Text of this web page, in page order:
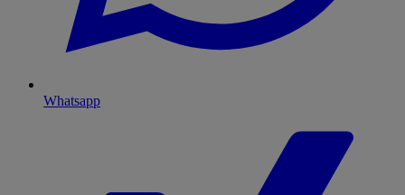
Whatsapp